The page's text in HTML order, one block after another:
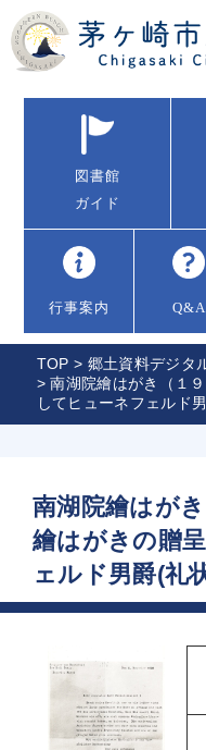
図書館
ガイド
行事案内 Q&A
TOP > 郷土資料デジタ
> 南湖院繪はがき（１
してヒューネフェルド
南湖院繪はが
繪はがきの贈
ェルド男爵(礼